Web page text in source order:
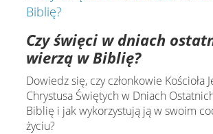
Czy święci w dniach
wierzą w Biblię?
Dowiedz się, czy członkowie Kościoła
Chrystusa Świętych w Dniach
Biblię i jak wykorzystują ją w swoim
życiu?